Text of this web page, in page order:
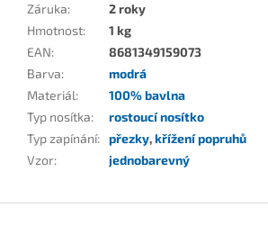
Záruka:
2 roky
Hmotnost:
1 kg
EAN:
8681349159073
Barva:
modrá
Materiál:
100% bavlna
Typ nosítka:
rostoucí nosítko
Typ zapínání: přezky,křížení popruhů
Vzor: jednobarevný